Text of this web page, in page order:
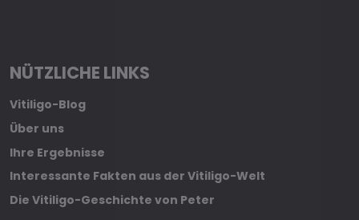
NÜTZLICHE LINKS
Vitiligo-Blog
Über uns
Ihre Ergebnisse
Interessante Fakten aus der Vitiligo-Welt
Die Vitiligo-Geschichte von Peter